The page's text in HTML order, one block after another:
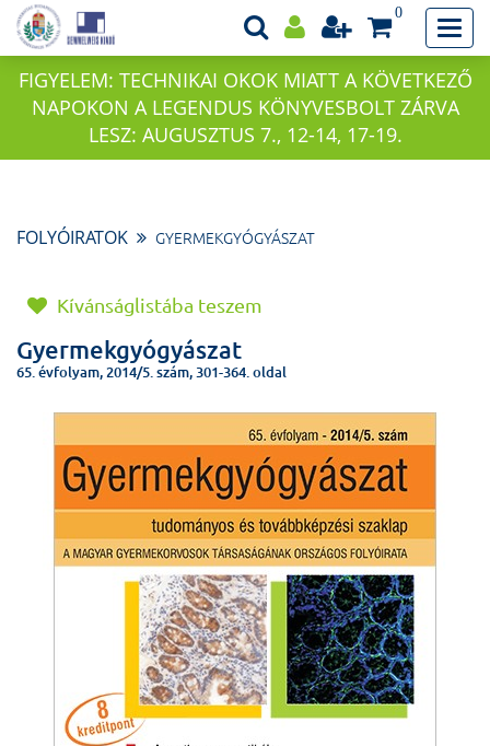
0
FIGYELEM: TECHNIKAI OKOK MIATT A KÖVETKEZŐ
NAPOKON A LEGENDUS KÖNYVESBOLT ZÁRVA
LESZ: AUGUSZTUS 7., 12-14, 17-19.
FOLYÓIRATOK GYERMEKGYÓGYÁSZAT
Kívánságlistába teszem
Gyermekgyógyászat
65. évfolyam, 2014/5. szám, 301-364. oldal